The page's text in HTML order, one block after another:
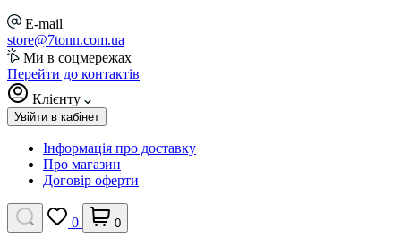
E-mail
store@7tonn.com.ua
Ми в соцмережах
Перейти до контактів
Клієнту
Увійти в кабінет
Інформація про доставку
Про магазин
Договір оферти
0 0